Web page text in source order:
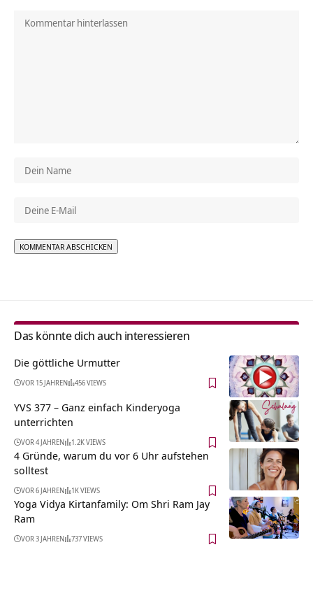
Das könnte dich auch interessieren
Die göttliche Urmutter
VOR 15 JAHREN 456 VIEWS
YVS 377 – Ganz einfach Kinderyoga
unterrichten
VOR 4 JAHREN 1.2K VIEWS
4 Gründe, warum du vor 6 Uhr aufstehen
solltest
VOR 6 JAHREN 1K VIEWS
Yoga Vidya Kirtanfamily: Om Shri Ram Jay
Ram
VOR 3 JAHREN 737 VIEWS